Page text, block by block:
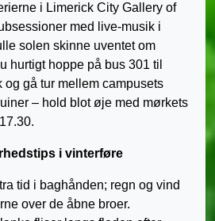
i Limerick City Gallery of
med live-musik i
solen skinne uventet om
hurtigt hoppe på bus 301 til
og gå tur mellem campusets
– hold blot øje med mørkets
i vinterføre
tid i baghånden; regn og vind
over de åbne broer.